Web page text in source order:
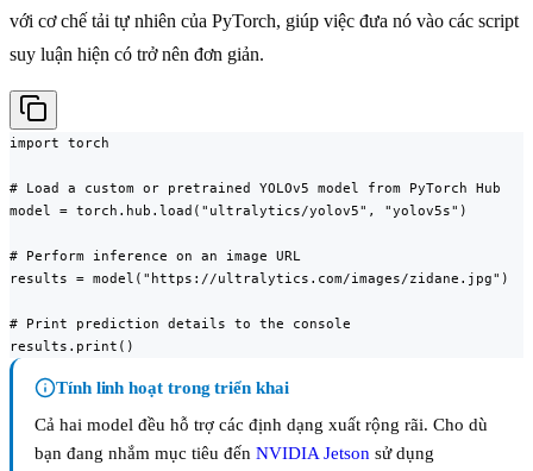
với cơ chế tải tự nhiên của PyTorch, giúp việc đưa nó vào các script
suy luận hiện có trở nên đơn giản.
import torch
# Load a custom or pretrained YOLOv5 model from PyTorch Hub
model = torch.hub.load("ultralytics/yolov5", "yolov5s")
# Perform inference on an image URL
results = model("https://ultralytics.com/images/zidane.jpg")
# Print prediction details to the console
results.print()
Tính linh hoạt trong triển khai
Cả hai model đều hỗ trợ các định dạng xuất rộng rãi. Cho dù
bạn đang nhắm mục tiêu đến NVIDIA Jetson sử dụng